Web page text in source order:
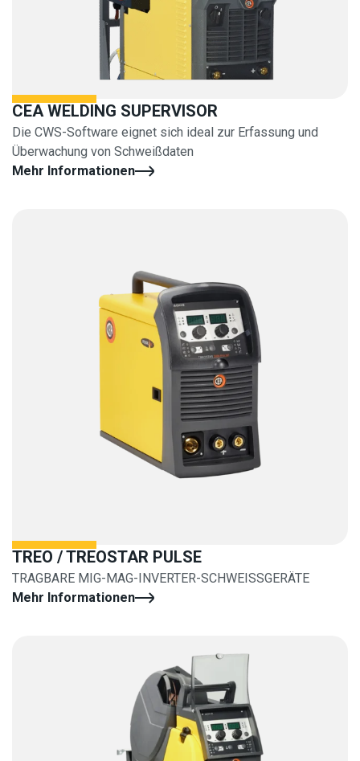
CEA WELDING SUPERVISOR
Die CWS-Software eignet sich ideal zur Erfassung und
Überwachung von Schweißdaten
Mehr Informationen
TREO / TREOSTAR PULSE
TRAGBARE MIG-MAG-INVERTER-SCHWEISSGERÄTE
Mehr Informationen